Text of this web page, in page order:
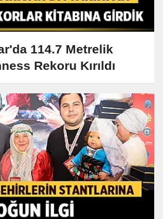
114.7 Metrelik
Rekoru Kırıldı